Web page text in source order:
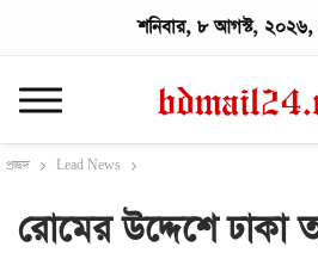
শনিবার, ৮ আগস্ট, ২০২৬,
প্রচ্ছদ Lead News
রোমের উদ্দেশে ঢাকা